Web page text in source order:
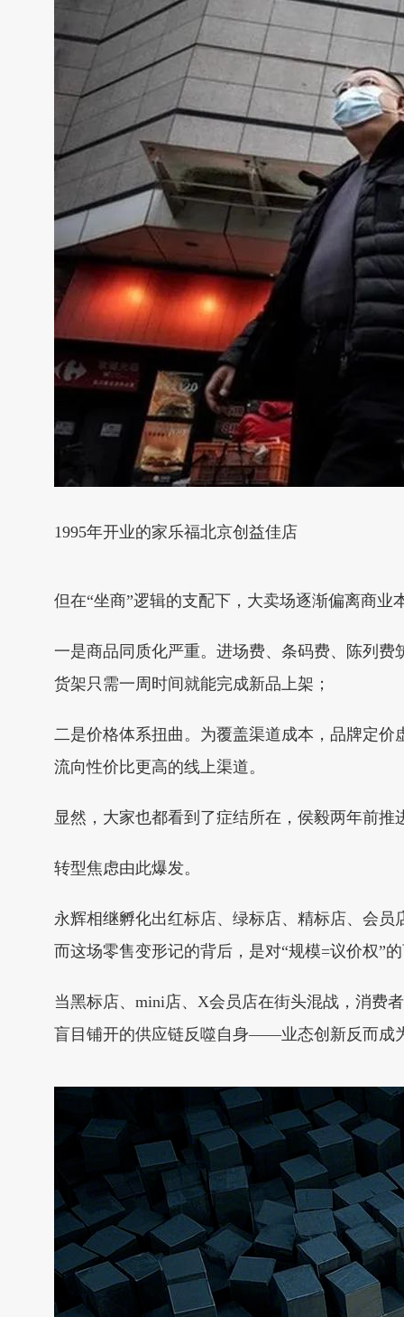
1995年开业的家乐福北京创益佳店
但在“坐商”逻辑的支配下，大卖场逐渐偏离商
一是商品同质化严重。进场费、条码费、陈列
货架只需一周时间就能完成新品上架；
二是价格体系扭曲。为覆盖渠道成本，品牌定
流向性价比更高的线上渠道。
显然，大家也都看到了症结所在，侯毅两年前
转型焦虑由此爆发。
永辉相继孵化出红标店、绿标店、精标店、会
而这场零售变形记的背后，是对“规模=议价权”
当黑标店、mini店、X会员店在街头混战，消费
盲目铺开的供应链反噬自身——业态创新反而成